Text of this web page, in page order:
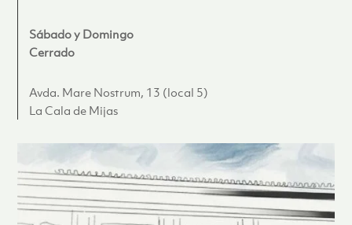
Sábado y Domingo
Cerrado
Avda. Mare Nostrum, 13 (local 5)
La Cala de Mijas